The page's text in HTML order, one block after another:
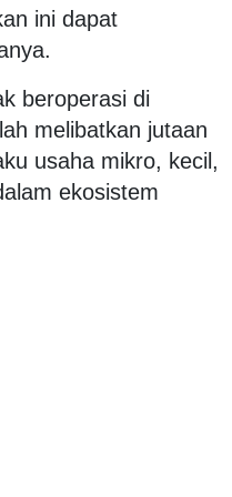
ini dapat
beroperasi di
melibatkan jutaan
usaha mikro, kecil,
ekosistem